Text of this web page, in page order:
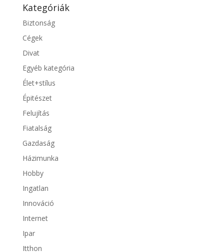
Kategóriák
Biztonság
Cégek
Divat
Egyéb kategória
Élet+stílus
Épitészet
Felujítás
Fiatalság
Gazdaság
Házimunka
Hobby
Ingatlan
Innováció
Internet
Ipar
Itthon